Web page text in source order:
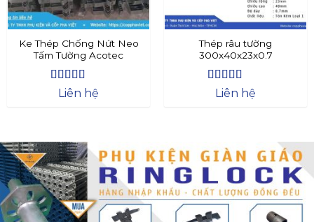
Ke Thép Chống Nứt Neo
Tấm Tường Acotec
Được xếp
Liên hệ
Thép râu tường
300x40x23x0.7
Được xếp
Liên hệ